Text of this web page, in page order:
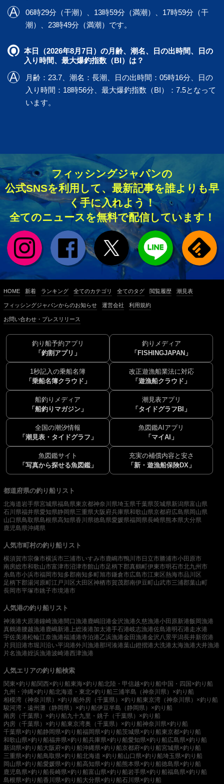
06時29分（干潮）、13時59分（満潮）、17時59分（干
潮）、23時49分（満潮）です。
本日（2026年8月7日）の月齢、潮名、日の出時間、日の
入り時間、最大爆釣指数（BI）は？
月齢：23.7、潮名：長潮、日の出時間：05時16分、日の
入り時間：18時56分、最大爆釣指数（BI）：7.5となって
います。
フィッシングジャパンの
公式SNSを利用して、最新記事を誰よりも早
く手に入れよう！
全てのニュースを無料で配信しています！
HOME 新着 ランキング 全てのカテゴリ 全てのタグ 閲覧履歴 潮見表
フィッシングジャパンからのお知らせ 運営会社 利用規約
お問い合わせ・プレスリリース
釣り船予約アプリ
「釣割アプリ」
釣りメディア
「FISHINGJAPAN」
1秒記入の乗船名簿
「乗船名簿クラウド」
改正遊漁船業法に対応
「遊漁船クラウド」
船釣りメディア
「船釣りマガジン」
潮見表アプリ
「タイドグラフBI」
全国の潮汐情報
「潮見表・タイドグラフ」
魚図鑑AIアプリ
「マイAI」
魚図鑑サイト
「写真から探せる魚図鑑」
充実の補償内容と安さ
「新・遊漁船保険DX」
都道府県の釣り船リスト
北海道岩手県宮城県福島県東京都神奈川県埼玉県千葉県茨城県新潟県富山県
石川県福井県愛知県静岡県三重県大阪府兵庫県和歌山県京都府広島県岡山県
山口県鳥取県島根県高知県香川県徳島県愛媛県福岡県長崎県熊本県大分県
鹿児島県沖縄県
人気市町村の釣り船リスト
横須賀市宗像市横浜市三浦市いすみ市鹿嶋市鴨川市日立市勝浦市小田原市
南房総市和歌山市富津市沼津市館山市足柄下郡真鶴町伊東市明石市北九州市
糸島市小浜市福岡市知多郡南知多町旭市鎌倉市広島市江東区熱海市品川区
足柄下郡湯河原町江戸川区大田区神栖市賀茂郡南伊豆町山武市三浦郡葉山町
長岡市平塚市銚子市境港市
人気港の釣り船リスト
神湊港大原港鐘崎漁港間口漁港 鹿嶋旧港金沢漁港久慈漁港小田原新港飯岡漁港
真鶴港腰越漁港 鹿嶋新港 上総湊港加太港手石港岐志漁港佐島港明石港走水港
宇佐美港松輪江奈漁港福浦港寺泊港乙浜漁港金田漁港金沢八景平潟長井新宿港
片貝旧港市堀川沿い平潟港外川漁港那珂湊港葉山鐙摺港大洗港太海漁港大井漁港
片名漁港姪浜漁港波崎港西津漁港
人気エリアの釣り船検索
関東×釣り船関西×釣り船東海×釣り船北陸・甲信越×釣り船中国・四国×釣り船
九州・沖縄×釣り船北海道・東北×釣り船三浦半島（神奈川県）×釣り船
相模湾（神奈川県）×釣り船外房（千葉県）×釣り船東京湾（神奈川県）×釣り船
駿河湾・遠州灘（静岡県）×釣り船伊豆半島（静岡県）×釣り船
南房（千葉県）×釣り船九十九里・銚子（千葉県）×釣り船
内房（千葉県）×釣り船東京湾奥（千葉県）×釣り船神奈川県×釣り船
千葉県×釣り船静岡県×釣り船福岡県×釣り船茨城県×釣り船東京都×釣り船
和歌山県×釣り船福井県×釣り船兵庫県×釣り船愛知県×釣り船広島県×釣り船
新潟県×釣り船大阪府×釣り船沖縄県×釣り船京都府×釣り船宮城県×釣り船
三重県×釣り船鳥取県×釣り船北海道 ×釣り船山口県×釣り船埼玉県×釣り船
岡山県×釣り船愛媛県×釣り船高知県×釣り船熊本県×釣り船徳島県×釣り船
鹿児島県×釣り船長崎県×釣り船富山県×釣り船岩手県×釣り船福島県×釣り船
島根県×釣り船香川県×釣り船大分県×釣り船石川県×釣り船